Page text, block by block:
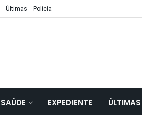
Últimas Polícia
SAÚDE EXPEDIENTE ÚLTIMAS